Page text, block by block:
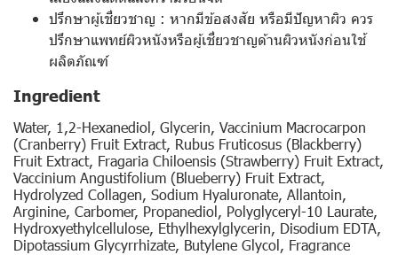
ปรึกษาผู้เชี่ยวชาญ : หากมีข้อสงสัย หรือมีปัญหาผิว ควร
ปรึกษาแพทย์ผิวหนังหรือผู้เชี่ยวชาญด้านผิวหนังก่อนใช้
ผลิตภัณฑ์
Ingredient
Water, 1,2-Hexanediol, Glycerin, Vaccinium Macrocarpon
(Cranberry) Fruit Extract, Rubus Fruticosus (Blackberry)
Fruit Extract, Fragaria Chiloensis (Strawberry) Fruit Extract,
Vaccinium Angustifolium (Blueberry) Fruit Extract,
Hydrolyzed Collagen, Sodium Hyaluronate, Allantoin,
Arginine, Carbomer, Propanediol, Polyglyceryl-10 Laurate,
Hydroxyethylcellulose, Ethylhexylglycerin, Disodium EDTA,
Dipotassium Glycyrrhizate, Butylene Glycol, Fragrance